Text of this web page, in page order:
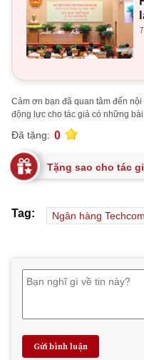
Cảm ơn bạn đã quan tâm đến
động lực cho tác giả có những
Đã tặng: 0
Tặng sao cho tác
Tag: Ngân hàng
Gửi bình luận